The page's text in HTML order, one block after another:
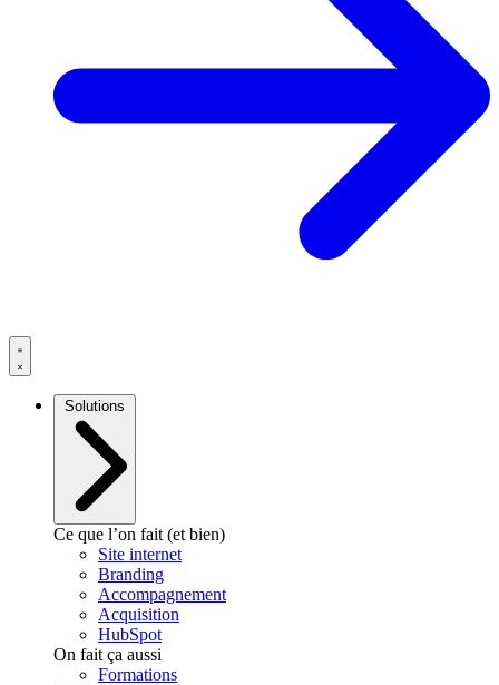
Solutions
Ce que l’on fait (et bien)
Site internet
Branding
Accompagnement
Acquisition
HubSpot
On fait ça aussi
Formations